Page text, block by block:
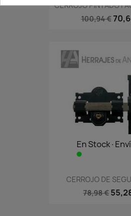
CERROJO PINTADO
100,94 €
En
CERROJO DE
78,98 €